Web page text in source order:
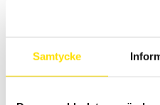
Samtycke